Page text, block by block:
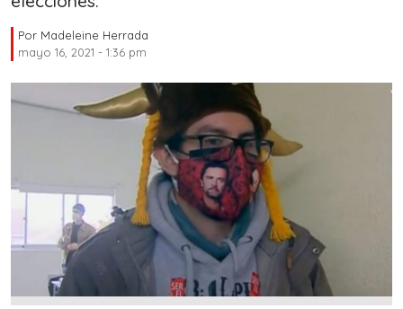
Por Madeleine Herrada
mayo 16, 2021 - 1:36 pm